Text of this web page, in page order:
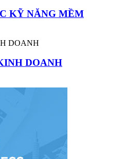
KỸ NĂNG MỀM
DOANH